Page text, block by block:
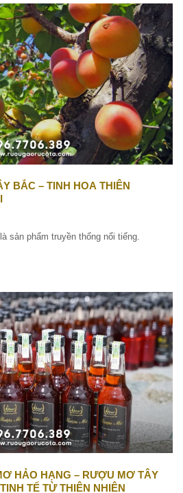
BẮC – TINH HOA THIÊN
sản phẩm truyền thống nổi tiếng.
HẢO HẠNG – RƯỢU MƠ TÂY
TẾ TỪ THIÊN NHIÊN